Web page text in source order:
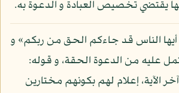
يقتضي تخصيص العبادة و الدعوة به.
أيها الناس قد جاءكم الحق من ربكم» و
عليه من الدعوة الحقة، و قوله:
الآية، إعلام لهم بكونهم مختارين